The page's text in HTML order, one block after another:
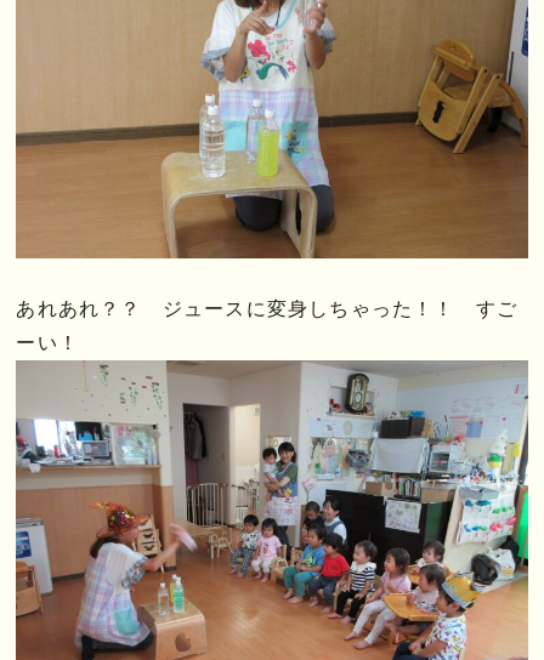
あれあれ？？ ジュースに変身しちゃった！！ すご
ーい！